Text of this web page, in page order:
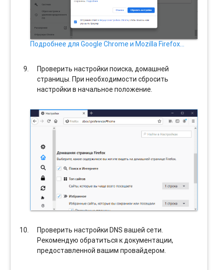
Подробнее для Google Chrome и Mozilla Firefox…
Проверить настройки поиска, домашней
страницы. При необходимости сбросить
настройки в начальное положение.
Проверить настройки DNS вашей сети.
Рекомендую обратиться к документации,
предоставленной вашим провайдером.